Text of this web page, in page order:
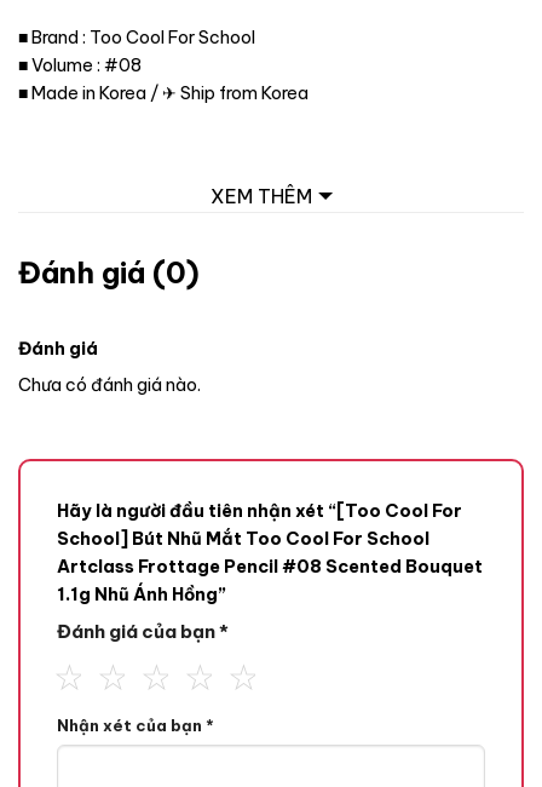
■ Brand : Too Cool For School
■ Volume : #08
■ Made in Korea / ✈ Ship from Korea
XEM THÊM
Đánh giá (0)
Đánh giá
Chưa có đánh giá nào.
Hãy là người đầu tiên nhận xét “[Too Cool For
School] Bút Nhũ Mắt Too Cool For School
Artclass Frottage Pencil #08 Scented Bouquet
1.1g Nhũ Ánh Hồng”
Đánh giá của bạn*
Nhận xét của bạn *